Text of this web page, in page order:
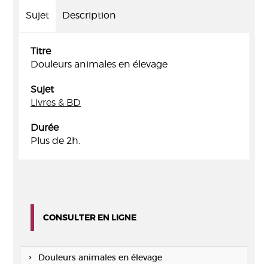
Sujet Description
Titre
Douleurs animales en élevage
Sujet
Livres & BD
Durée
Plus de 2h.
CONSULTER EN LIGNE
Douleurs animales en élevage